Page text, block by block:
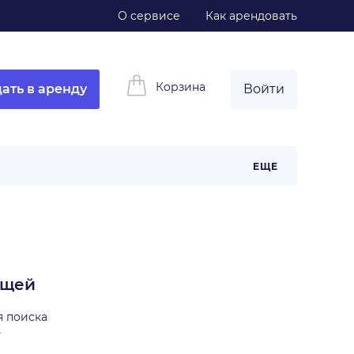
О сервисе Как арендовать
в аренду Корзина Войти
ЕЩЕ
поиска